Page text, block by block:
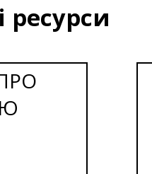
ресурси